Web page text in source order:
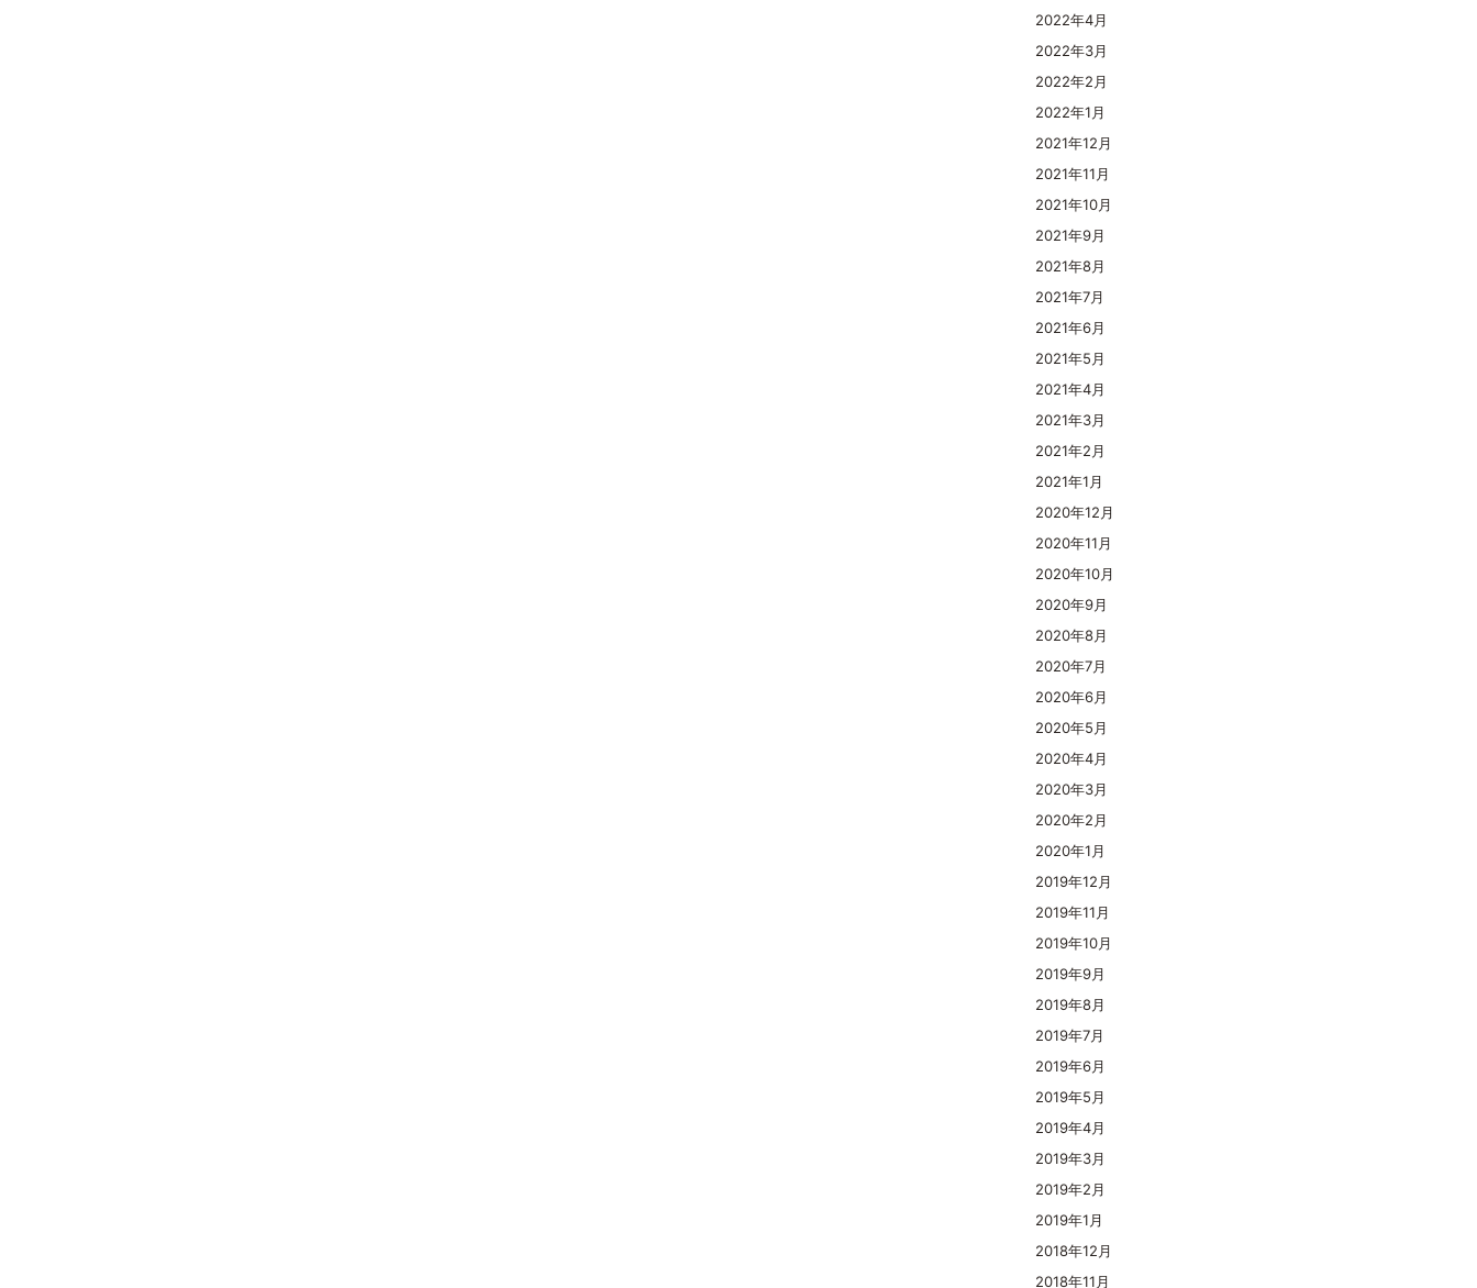
2022年4月
2022年3月
2022年2月
2022年1月
2021年12月
2021年11月
2021年10月
2021年9月
2021年8月
2021年7月
2021年6月
2021年5月
2021年4月
2021年3月
2021年2月
2021年1月
2020年12月
2020年11月
2020年10月
2020年9月
2020年8月
2020年7月
2020年6月
2020年5月
2020年4月
2020年3月
2020年2月
2020年1月
2019年12月
2019年11月
2019年10月
2019年9月
2019年8月
2019年7月
2019年6月
2019年5月
2019年4月
2019年3月
2019年2月
2019年1月
2018年12月
2018年11月